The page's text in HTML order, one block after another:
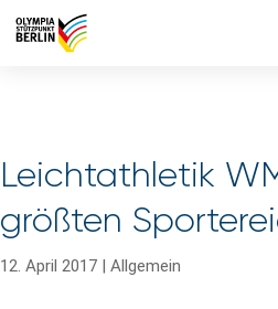
Leichtathletik
größten
12. April 2017 | Allgemein